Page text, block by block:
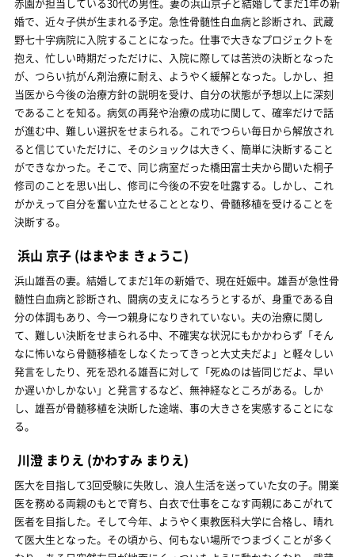
婚で、近々子供が生まれる予定。急性骨髄性白血病と診断され、武蔵
野七十字病院に入院することになった。仕事で大きなプロジェクトを
抱え、忙しい時期だっただけに、入院に際しては苦渋の決断となった
が、つらい抗がん剤治療に耐え、ようやく緩解となった。しかし、担
当医から今後の治療方針の説明を受け、自分の状態が予想以上に深刻
であることを知る。病気の再発や治療の成功に関して、確率だけで話
が進む中、難しい選択をせまられる。これでつらい毎日から解放され
ると信じていただけに、そのショックは大きく、簡単に決断すること
ができなかった。そこで、同じ病室だった橋田富士夫から聞いた桐子
修司のことを思い出し、修司に今後の不安を吐露する。しかし、これ
がかえって自分を奮い立たせることとなり、骨髄移植を受けることを
決断する。
浜山 京子 (はまやま きょうこ)
浜山雄吾の妻。結婚してまだ1年の新婚で、現在妊娠中。雄吾が急性骨
髄性白血病と診断され、闘病の支えになろうとするが、身重である自
分の体調もあり、今一つ親身になりきれていない。夫の治療に関し
て、難しい決断をせまられる中、不確実な状況にもかかわらず「そん
なに怖いなら骨髄移植をしなくたってきっと大丈夫だよ」と軽々しい
発言をしたり、死を恐れる雄吾に対して「死ぬのは皆同じだよ、早い
か遅いかしかない」と発言するなど、無神経なところがある。しか
し、雄吾が骨髄移植を決断した途端、事の大きさを実感することにな
る。
川澄 まりえ (かわすみ まりえ)
医大を目指して3回受験に失敗し、浪人生活を送っていた女の子。開業
医を務める両親のもとで育ち、白衣で仕事をこなす両親にあこがれて
医者を目指した。そして今年、ようやく東教医科大学に合格し、晴れ
て医大生となった。その頃から、何もない場所でつまづくことが多く